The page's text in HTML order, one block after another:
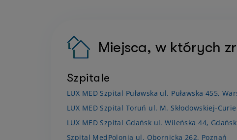
Miejsca, w których
Szpitale
LUX MED Szpital Puławska ul. Puławska 455,
LUX MED Szpital Toruń ul. M. Skłodowskiej-
LUX MED Szpital Gdańsk ul. Wileńska 44, Gdańsk
Szpital MedPolonia ul. Obornicka 262, Poznań